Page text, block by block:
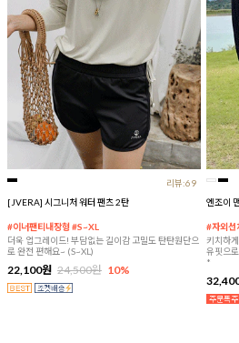
리뷰:69
[JVERA] 시그니처 워터 팬츠 2탄
#이너팬티내장형 #S~XL
더욱 업그레이드! 부담없는 길이감 고밀도 탄탄원단으
로 완전 편해요~ (S~XL)
22,100원 24,500원 10%
엔조이
#자외선
키치하
유핏으
*